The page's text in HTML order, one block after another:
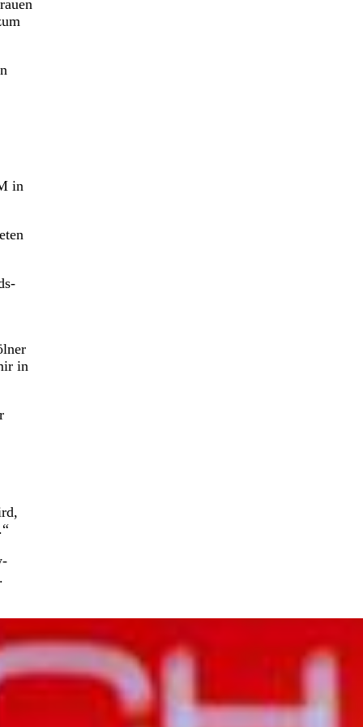
in
in